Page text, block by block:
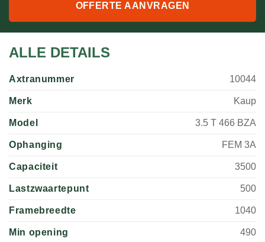
OFFERTE AANVRAGEN
ALLE DETAILS
Axtranummer 10044
Merk Kaup
Model 3.5 T 466 BZA
Ophanging FEM 3A
Capaciteit 3500
Lastzwaartepunt 500
Framebreedte 1040
Min opening 490